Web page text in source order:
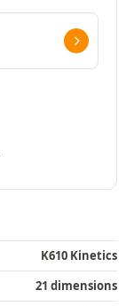
K610 Kinetics
21 dimensions